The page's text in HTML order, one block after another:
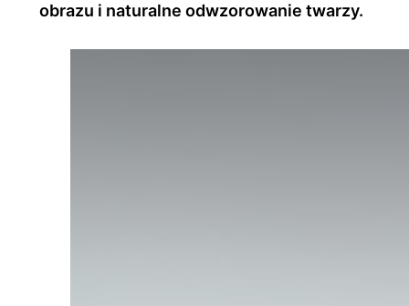
obrazu i naturalne odwzorowanie twarzy.